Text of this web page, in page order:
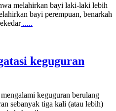
melahirkan bayi laki-laki lebih
bayi perempuan, benarkah
.....
keguguran
keguguran berulang
sebanyak tiga kali (atau lebih)